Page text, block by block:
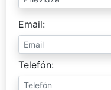
Email
Telefón